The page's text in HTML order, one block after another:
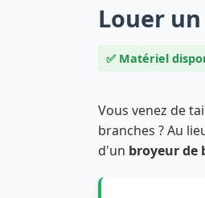
Louer
✅ Matériel
Vous venez de
branches ? Au
d'un broyeur de